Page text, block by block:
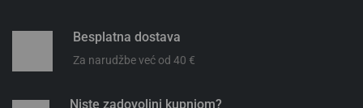
Besplatna dostava
Za narudžbe već od 40 €
Niste zadovoljni kupnjom?